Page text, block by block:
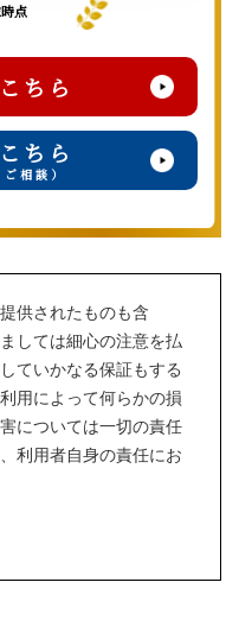
点
ちら
ちら
相談）
供されたものも含
しては細心の注意を払
ていかなる保証もする
用によって何らかの損
については一切の責任
利用者自身の責任にお